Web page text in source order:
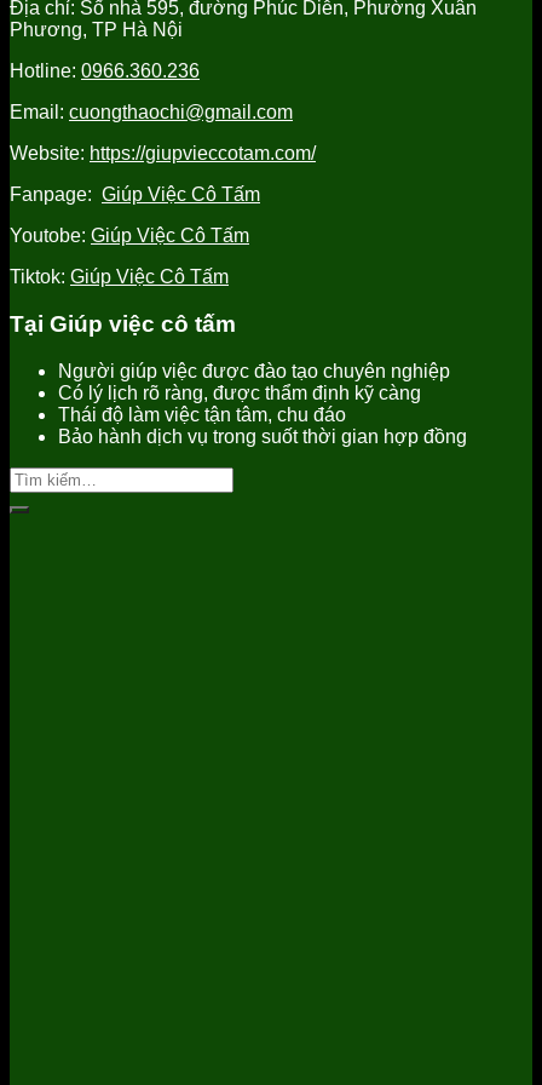
Hưng
tạiYên
Địa chỉ: Số nhà 595, đường Phúc Diễn, Phường Xuân
Phương, TP Hà Nội
Hotline: 0966.360.236
Email: cuongthaochi@gmail.com
Website: https://giupvieccotam.com/
Fanpage: Giúp Việc Cô Tấm
Youtobe: Giúp Việc Cô Tấm
Tiktok: Giúp Việc Cô Tấm
Tại Giúp việc cô tấm
Người giúp việc được đào tạo chuyên nghiệp
Có lý lịch rõ ràng, được thẩm định kỹ càng
Thái độ làm việc tận tâm, chu đáo
Bảo hành dịch vụ trong suốt thời gian hợp đồng
Tìm
kiếm: